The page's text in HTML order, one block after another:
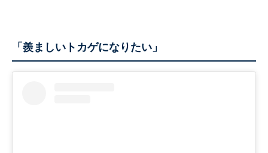
「羨ましいトカゲになりたい」